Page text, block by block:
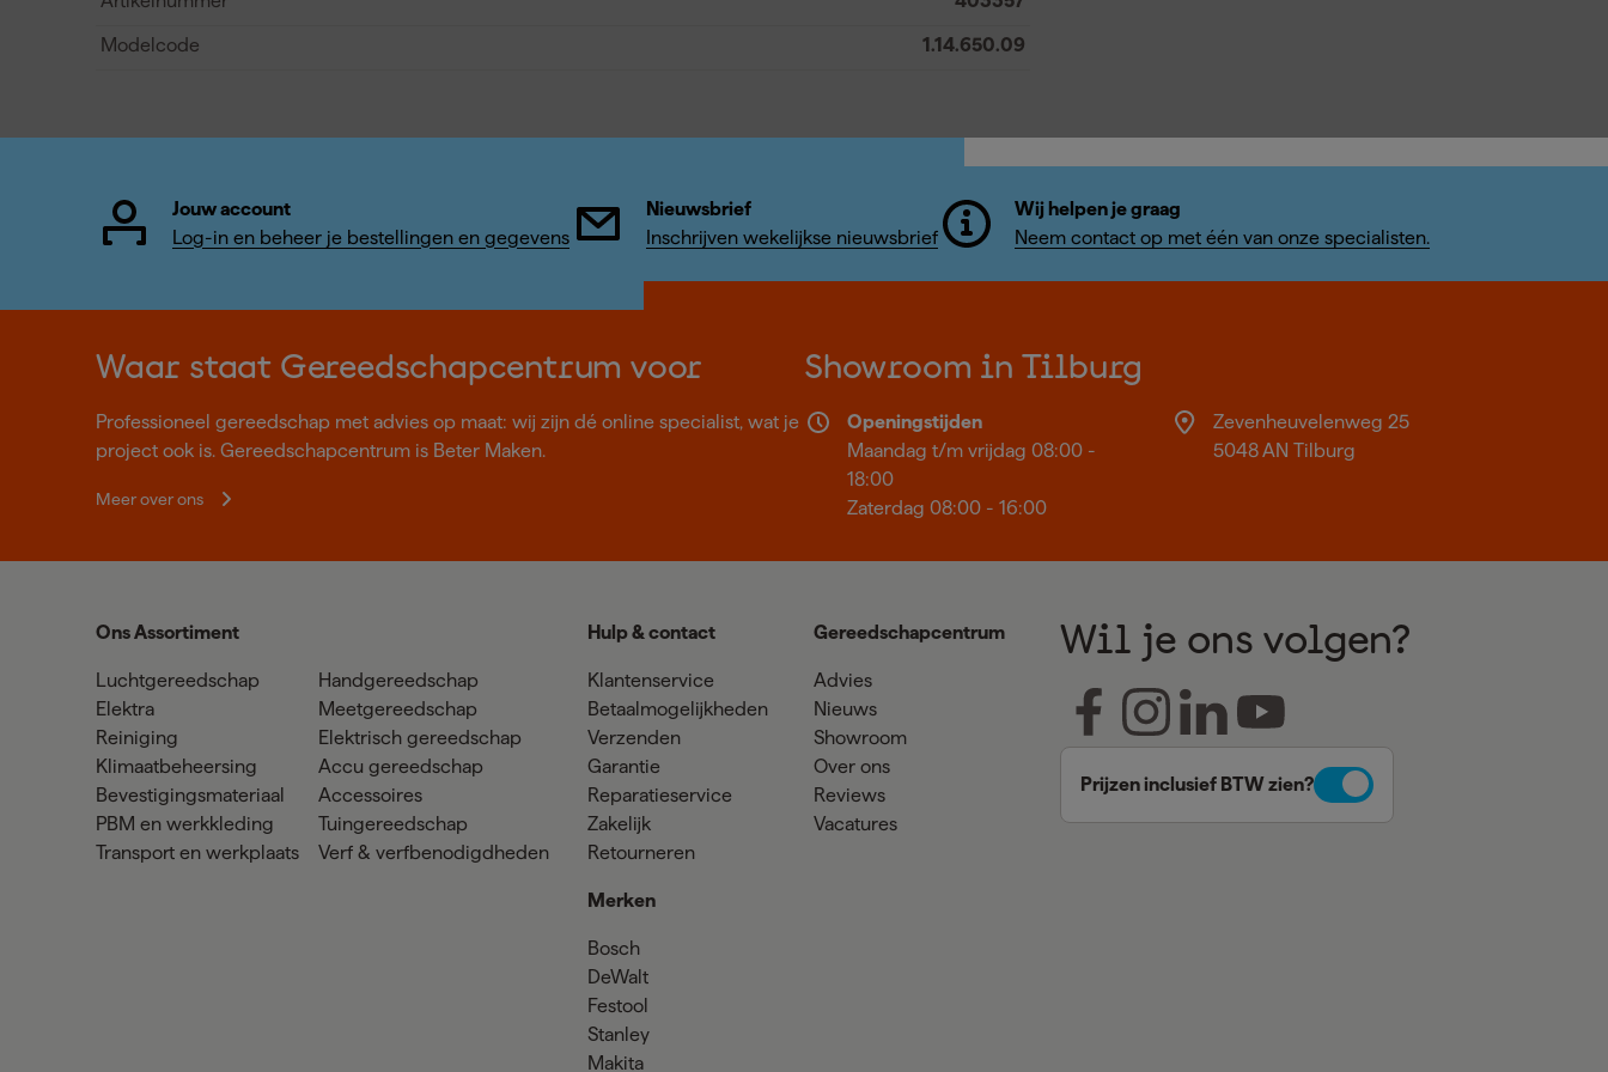
Modelcode 1.14.650.09
Jouw account
Log-in en beheer je bestellingen en gegevens
Nieuwsbrief
Inschrijven wekelijkse nieuwsbrief
Wij helpen je graag
Neem contact op met één van onze specialisten.
Waar staat Gereedschapcentrum voor
Professioneel gereedschap met advies op maat: wij zijn dé online specialist, wat je
project ook is. Gereedschapcentrum is Beter Maken.
Meer over ons
Showroom in Tilburg
Openingstijden
Maandag t/m vrijdag 08:00 -
18:00
Zaterdag 08:00 - 16:00
Zevenheuvelenweg 25
5048 AN Tilburg
Ons Assortiment
Luchtgereedschap
Elektra
Reiniging
Klimaatbeheersing
Bevestigingsmateriaal
PBM en werkkleding
Transport en werkplaats
Handgereedschap
Meetgereedschap
Elektrisch gereedschap
Accu gereedschap
Accessoires
Tuingereedschap
Verf & verfbenodigdheden
Hulp & contact
Klantenservice
Betaalmogelijkheden
Verzenden
Garantie
Reparatieservice
Zakelijk
Retourneren
Merken
Bosch
DeWalt
Festool
Stanley
Makita
Gereedschapcentrum
Advies
Nieuws
Showroom
Over ons
Reviews
Vacatures
Wil je ons volgen?
Prijzen inclusief BTW zien?